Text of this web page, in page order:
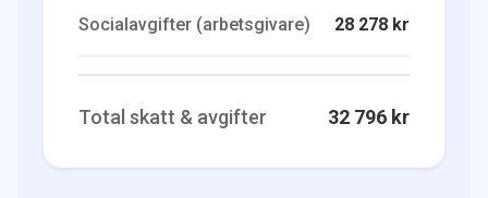
Socialavgifter (arbetsgivare) 28 278 kr
Total skatt & avgifter 32 796 kr